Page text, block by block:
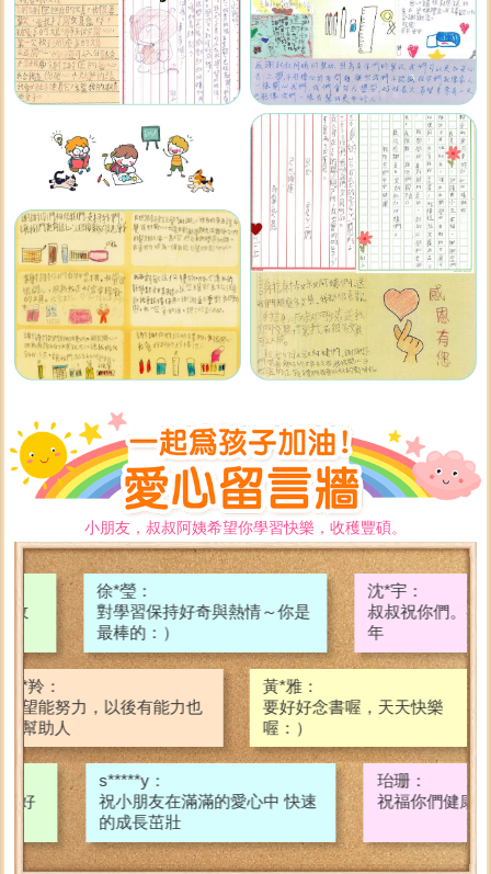
小朋友，叔叔阿姨希望你學習快樂，收穫豐碩。
對學習保持好奇與熱情～你是
最棒的：）
叔叔祝你們。有一個美好的童
習，
希望能努力，以後有能力也
要好好念書喔，天
s*****y：
祝小朋友在滿滿的愛心中 快速
的成長茁壯
祝福你們健康平安長大